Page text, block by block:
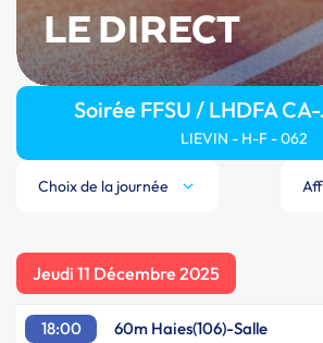
LE DIRECT
Soirée FFSU / LHDFA
LIEVIN - H-F - 062
Choix de la journée
Jeudi 11 Décembre 2025
18:00 60m Haies(106)-Salle